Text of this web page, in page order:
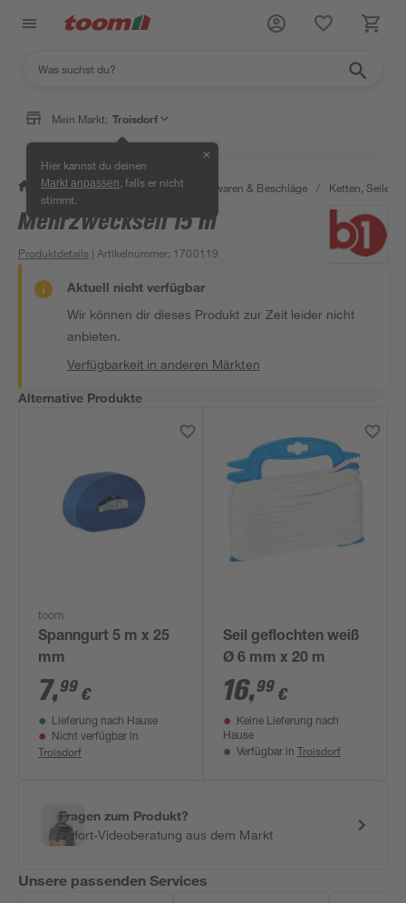
Mein Markt: Troisdorf
Hier kannst du deinen
Markt anpassen , falls er nicht
stimmt.
✕
/ Werkstatt & Maschinen / Eisenwaren & Beschläge / Ketten, Seile &
Mehrzweckseil 15 m
Produktdetails | Artikelnummer: 1700119
Aktuell nicht verfügbar
Wir können dir dieses Produkt zur Zeit leider nicht
anbieten.
Verfügbarkeit in anderen Märkten
Alternative Produkte
toom
Spanngurt 5 m x 25
mm
7,99 €
Lieferung nach Hause
Nicht verfügbar in
Troisdorf
Seil geflochten weiß
Ø 6 mm x 20 m
16,99 €
Keine Lieferung nach
Hause
Verfügbar in Troisdorf
Fragen zum Produkt?
Sofort-Videoberatung aus dem Markt
Unsere passenden Services